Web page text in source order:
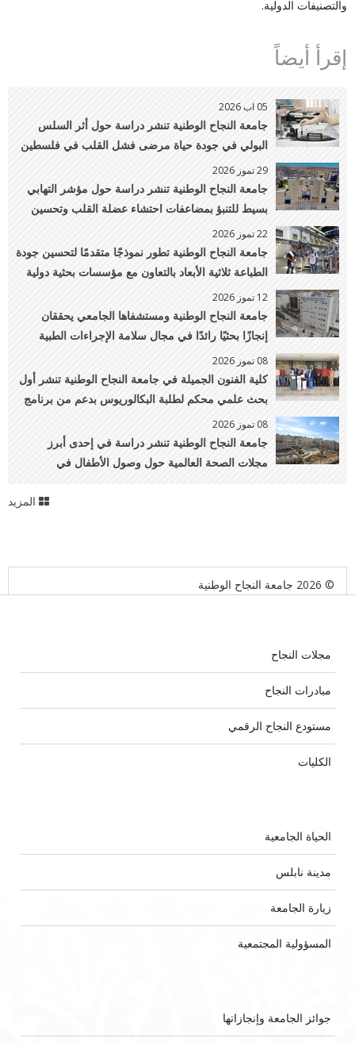
والتصنيفات الدولية.
إقرأ أيضاً
05 اب 2026
جامعة النجاح الوطنية تنشر دراسة حول أثر السلس
البولي في جودة حياة مرضى فشل القلب في فلسطين
29 تموز 2026
جامعة النجاح الوطنية تنشر دراسة حول مؤشر التهابي
بسيط للتنبؤ بمضاعفات احتشاء عضلة القلب وتحسين
الرعاية القلبية
22 تموز 2026
جامعة النجاح الوطنية تطور نموذجًا متقدمًا لتحسين جودة
الطباعة ثلاثية الأبعاد بالتعاون مع مؤسسات بحثية دولية
12 تموز 2026
جامعة النجاح الوطنية ومستشفاها الجامعي يحققان
إنجازًا بحثيًا رائدًا في مجال سلامة الإجراءات الطبية
ضمن مجلة عالمية مرموقة
08 تموز 2026
كلية الفنون الجميلة في جامعة النجاح الوطنية تنشر أول
بحث علمي محكم لطلبة البكالوريوس بدعم من برنامج
PalUROP
08 تموز 2026
جامعة النجاح الوطنية تنشر دراسة في إحدى أبرز
مجلات الصحة العالمية حول وصول الأطفال في
المخيمات الفلسطينية إلى خدمات الرعاية الصحية الأولية
المزيد
© 2026 جامعة النجاح الوطنية
مجلات النجاح
مبادرات النجاح
مستودع النجاح الرقمي
الكليات
الحياة الجامعية
مدينة نابلس
زيارة الجامعة
المسؤولية المجتمعية
جوائز الجامعة وإنجازاتها